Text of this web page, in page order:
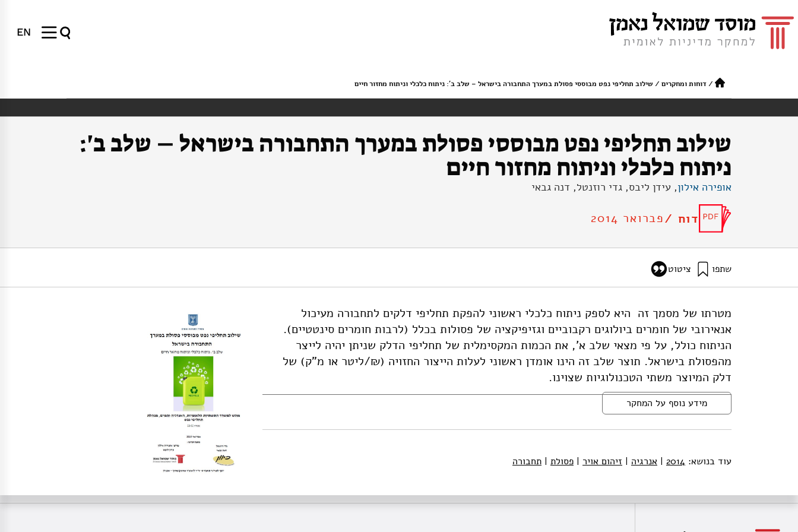
EN
/דוחות ומחקרים / שילוב תחליפי נפט מבוססי פסולת במערך התחבורה בישראל – שלב ב': ניתוח כלכלי וניתוח מחזור חיים
שילוב תחליפי נפט מבוססי פסולת במערך התחבורה בישראל – שלב ב':
ניתוח כלכלי וניתוח מחזור חיים
אופירה אילון, עידן ליבס, גדי רוזנטל, דנה גבאי
דוח /פברואר 2014
שתפו ציטוט
אילון, א׳, ליבס, ע׳, רוזנטל, ג׳, וגבאי, ד׳ (2014). שילוב תחליפי נפט מבוססי פסולת במערך התחבורה בישראל – שלב ב': ניתוח כלכלי וניתוח מחזור חיים. מוסד שמואל נאמן.
מטרתו של מסמך זה היא לספק ניתוח כלכלי ראשוני להפקת תחליפי דלקים לתחבורה מעיכול
אנאירובי של חומרים ביולוגים רקבוביים וגזיפיקציה של פסולות בכלל (לרבות חומרים סינטטיים).
הניתוח כולל, על פי מצאי שלב א', את הכמות המקסימלית של תחליפי הדלק שניתן יהיה לייצר
מהפסולת בישראל. תוצר שלב זה הינו אומדן ראשוני לעלות הייצור החזויה (₪/ליטר או מ"ק) של
דלק המיוצר משתי הטכנולוגיות שצוינו.
מידע נוסף על המחקר
עוד בנושא: 2014
| אנרגיה | זיהום אויר | פסולת | תחבורה